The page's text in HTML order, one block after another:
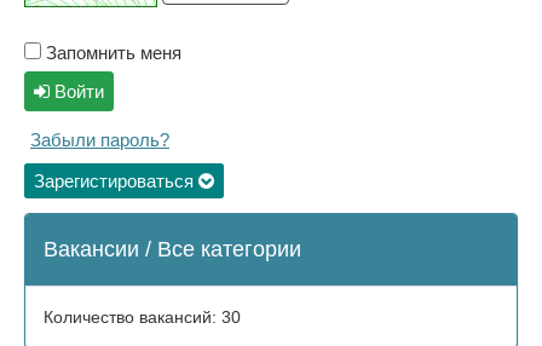
Запомнить меня
Войти
Забыли пароль?
Зарегистироваться
Вакансии / Все категории
Количество вакансий: 30